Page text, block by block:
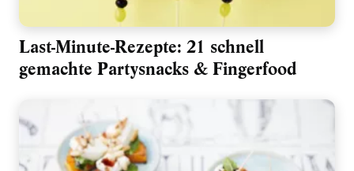
Last-Minute-Rezepte: 21 schnell
gemachte Partysnacks & Fingerfood